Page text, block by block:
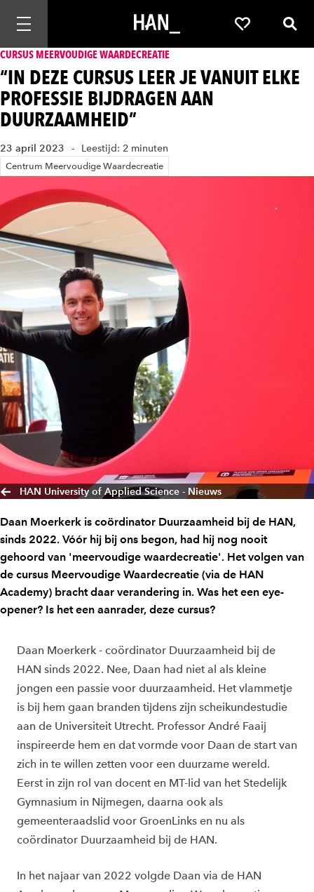
Mobiele navigatie openen Favorieten
CURSUS MEERVOUDIGE WAARDECREATIE
“IN DEZE CURSUS LEER JE VANUIT ELKE
PROFESSIE BIJDRAGEN AAN
DUURZAAMHEID”
23 april 2023 Leestijd: 2 minuten
Centrum Meervoudige Waardecreatie
HAN University of Applied Science - Nieuws
Daan Moerkerk is coördinator Duurzaamheid bij de HAN,
sinds 2022. Vóór hij bij ons begon, had hij nog nooit
gehoord van 'meervoudige waardecreatie'. Het volgen van
de cursus Meervoudige Waardecreatie (via de HAN
Academy) bracht daar verandering in. Was het een eye-
opener? Is het een aanrader, deze cursus?
Daan Moerkerk - coördinator Duurzaamheid bij de
HAN sinds 2022. Nee, Daan had niet al als kleine
jongen een passie voor duurzaamheid. Het vlammetje
is bij hem gaan branden tijdens zijn scheikundestudie
aan de Universiteit Utrecht. Professor André Faaij
inspireerde hem en dat vormde voor Daan de start van
zich in te willen zetten voor een duurzame wereld.
Eerst in zijn rol van docent en MT-lid van het Stedelijk
Gymnasium in Nijmegen, daarna ook als
gemeenteraadslid voor GroenLinks en nu als
coördinator Duurzaamheid bij de HAN.
In het najaar van 2022 volgde Daan via de HAN